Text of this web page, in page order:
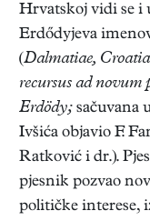
Hrvatskoj vidi se i
Erdődyjeva
(Dalmatiae,
recursus ad novum
Erdödy; sačuvana
Ivšića objavio F.
Ratković i dr.).
pjesnik pozvao
političke interese,